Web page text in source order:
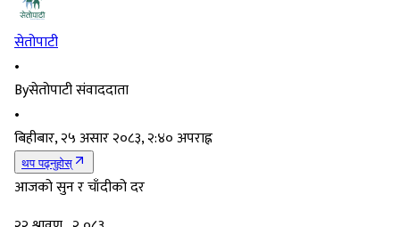
सेतोपाटी
•
Byसेतोपाटी संवाददाता
•
बिहीबार, २५ असार २०८३, २:४० अपराह्न
थप पढ्नुहोस्
आजको सुन र चाँदीको दर